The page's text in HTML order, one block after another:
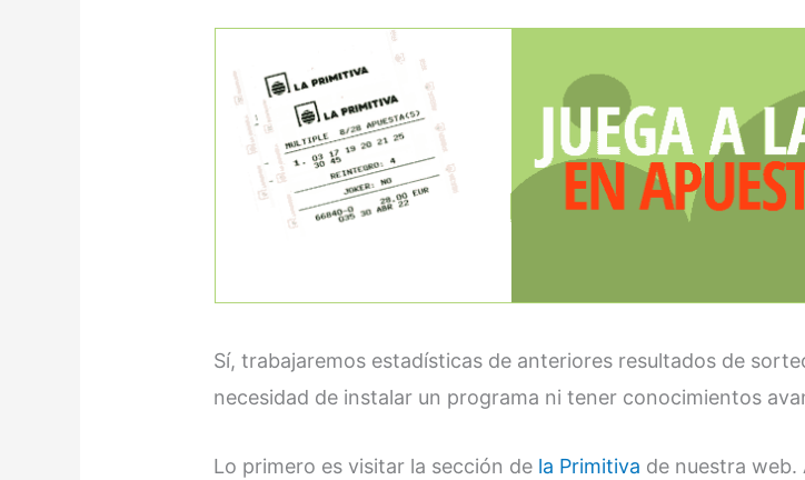
Sí, trabajaremos estadísticas de anteriores resultados de
necesidad de instalar un programa ni tener conocimientos
Lo primero es visitar la sección de la Primitiva de nuestra web.